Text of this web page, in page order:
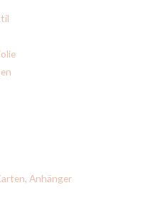
Anhänger